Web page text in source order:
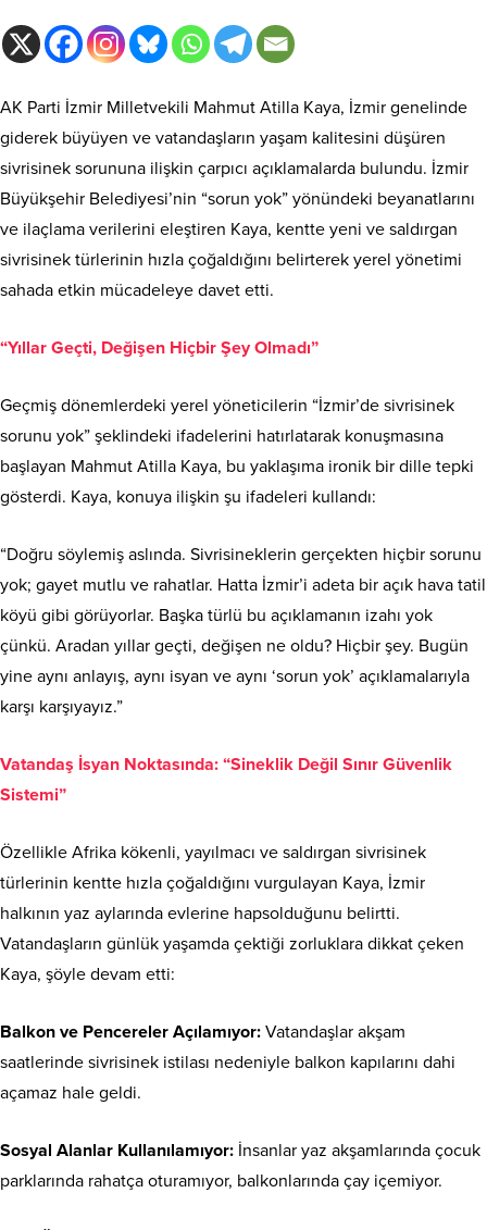
AK Parti İzmir Milletvekili Mahmut Atilla Kaya, İzmir genelinde
giderek büyüyen ve vatandaşların yaşam kalitesini düşüren
sivrisinek sorununa ilişkin çarpıcı açıklamalarda bulundu. İzmir
Büyükşehir Belediyesi’nin “sorun yok” yönündeki beyanatlarını
ve ilaçlama verilerini eleştiren Kaya, kentte yeni ve saldırgan
sivrisinek türlerinin hızla çoğaldığını belirterek yerel yönetimi
sahada etkin mücadeleye davet etti.
“Yıllar Geçti, Değişen Hiçbir Şey Olmadı”
Geçmiş dönemlerdeki yerel yöneticilerin “İzmir’de sivrisinek
sorunu yok” şeklindeki ifadelerini hatırlatarak konuşmasına
başlayan Mahmut Atilla Kaya, bu yaklaşıma ironik bir dille tepki
gösterdi. Kaya, konuya ilişkin şu ifadeleri kullandı:
“Doğru söylemiş aslında. Sivrisineklerin gerçekten hiçbir sorunu
yok; gayet mutlu ve rahatlar. Hatta İzmir’i adeta bir açık hava tatil
köyü gibi görüyorlar. Başka türlü bu açıklamanın izahı yok
çünkü. Aradan yıllar geçti, değişen ne oldu? Hiçbir şey. Bugün
yine aynı anlayış, aynı isyan ve aynı ‘sorun yok’ açıklamalarıyla
karşı karşıyayız.”
Vatandaş İsyan Noktasında: “Sineklik Değil Sınır Güvenlik
Sistemi”
Özellikle Afrika kökenli, yayılmacı ve saldırgan sivrisinek
türlerinin kentte hızla çoğaldığını vurgulayan Kaya, İzmir
halkının yaz aylarında evlerine hapsolduğunu belirtti.
Vatandaşların günlük yaşamda çektiği zorluklara dikkat çeken
Kaya, şöyle devam etti:
Balkon ve Pencereler Açılamıyor: Vatandaşlar akşam
saatlerinde sivrisinek istilası nedeniyle balkon kapılarını dahi
açamaz hale geldi.
Sosyal Alanlar Kullanılamıyor: İnsanlar yaz akşamlarında çocuk
parklarında rahatça oturamıyor, balkonlarında çay içemiyor.